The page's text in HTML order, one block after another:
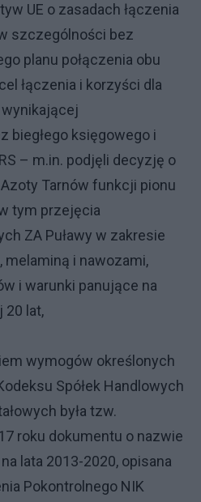
UE o zasadach łączenia
szczególności bez
planu połączenia obu
łączenia i korzyści dla
biegłego księgowego i
– m.in. podjęli decyzję o
Tarnów funkcji pionu
tym przejęcia
ZA Puławy w zakresie
melaminą i nawozami,
i warunki panujące na
20 lat,
wymogów określonych
Spółek Handlowych
była tzw.
roku dokumentu o nazwie
lata 2013-2020, opisana
Pokontrolnego NIK